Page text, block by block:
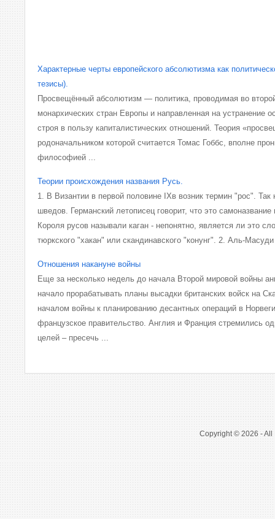
Характерные черты европейского абсолютизма как
тезисы).
Просвещённый абсолютизм — политика, проводимая во
монархических стран Европы и направленная на устранение
строя в пользу капиталистических отношений. Теория
родоначальником которой считается Томас Гоббс, вполне
философией ...
Теории происхождения названия Русь.
1. В Византии в первой половине IXв возник термин "рос". Так
шведов. Германский летописец говорит, что это
Короля русов называли каган - непонятно, является ли это
тюркского "хакан" или скандинавского "конунг". 2. Аль-
Отношения накануне войны
Еще за несколько недель до начала Второй мировой войны
начало прорабатывать планы высадки британских войск на
началом войны к планированию десантных операций в
французское правительство. Англия и Франция стремились
целей – пресечь ...
Copyright © 2026 - All